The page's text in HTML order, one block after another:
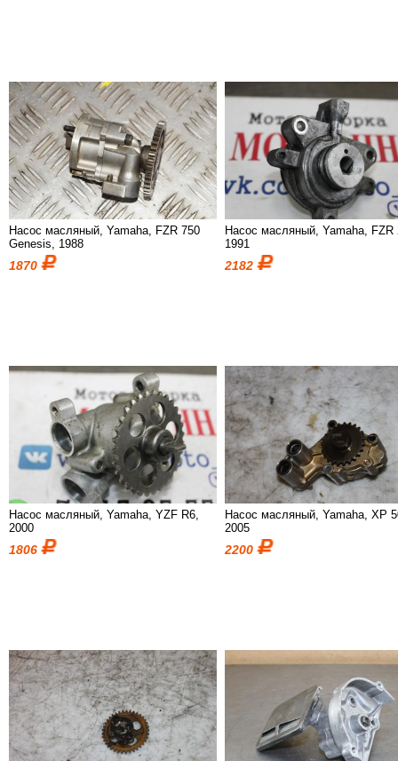
Насос масляный, Yamaha, FZR 750
Genesis, 1988
1870
Насос масляный, Yamaha, FZR
1991
2182
Насос масляный, Yamaha, YZF R6,
2000
1806
Насос масляный, Yamaha, XP
2005
2200